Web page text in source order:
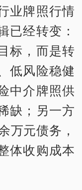
业牌照行情
已经转变：
标，而是转
低风险稳健
中介牌照供
缺；另一方
万元债务，
体收购成本